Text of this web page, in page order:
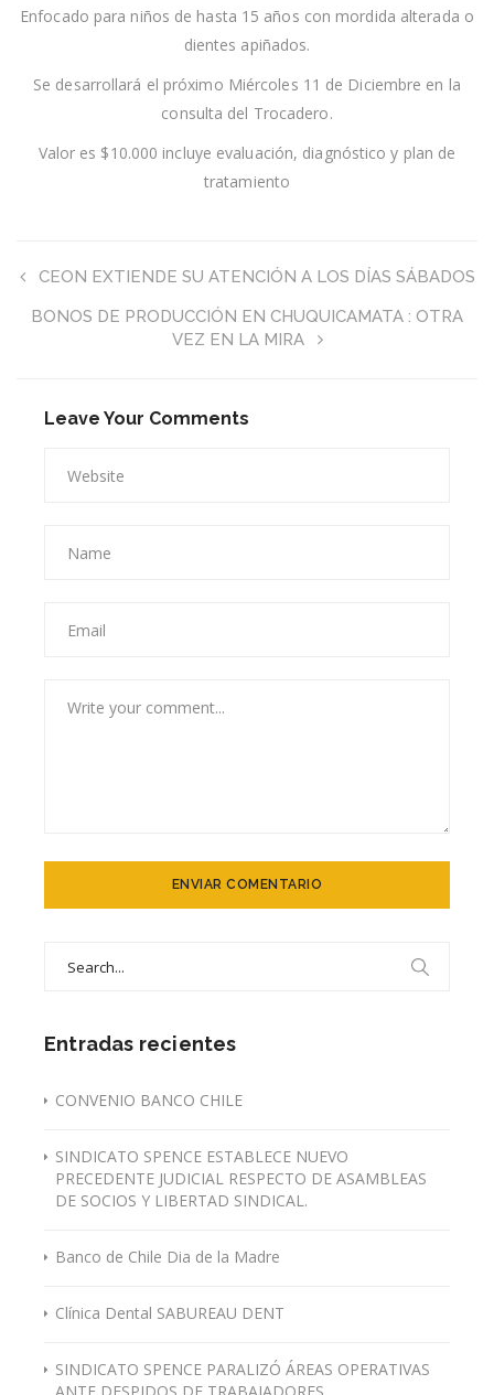
CEON
Enfocado para niños de hasta 15 años con mordida alterada o
dientes apiñados.
Se desarrollará el próximo Miércoles 11 de Diciembre en la
consulta del Trocadero.
Valor es $10.000 incluye evaluación, diagnóstico y plan de
tratamiento
CEON EXTIENDE SU ATENCIÓN A LOS DÍAS SÁBADOS
BONOS DE PRODUCCIÓN EN CHUQUICAMATA : OTRA
VEZ EN LA MIRA
Leave Your Comments
Entradas recientes
CONVENIO BANCO CHILE
SINDICATO SPENCE ESTABLECE NUEVO
PRECEDENTE JUDICIAL RESPECTO DE ASAMBLEAS
DE SOCIOS Y LIBERTAD SINDICAL.
Banco de Chile Dia de la Madre
Clínica Dental SABUREAU DENT
SINDICATO SPENCE PARALIZÓ ÁREAS OPERATIVAS